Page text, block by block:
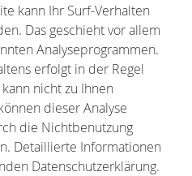
kann Ihr Surf-Verhalten
Das geschieht vor allem
Analyseprogrammen.
erfolgt in der Regel
nicht zu Ihnen
dieser Analyse
die Nichtbenutzung
Detaillierte Informationen
Datenschutzerklärung.